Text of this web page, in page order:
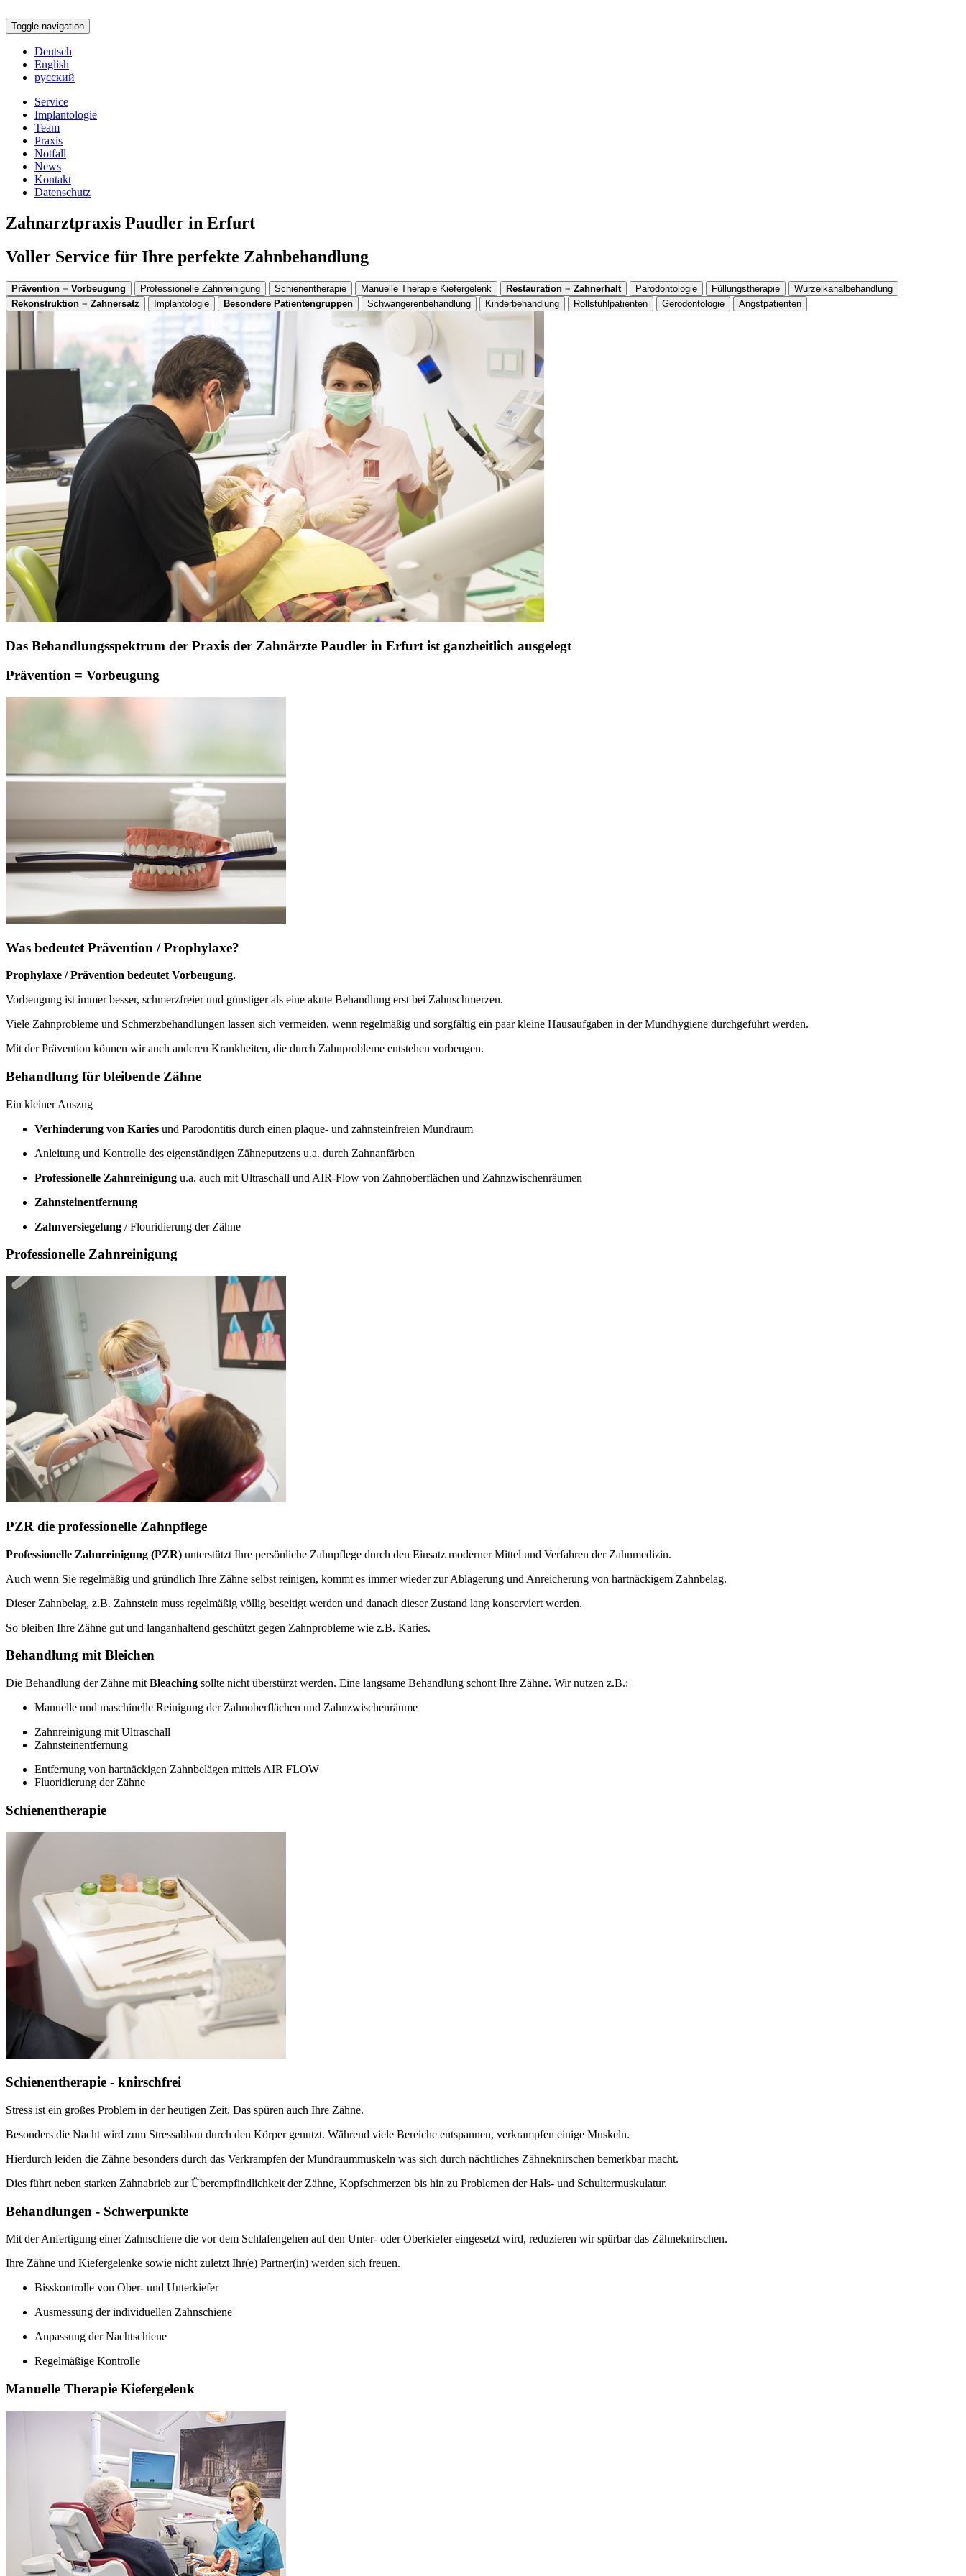
Toggle navigation
Deutsch
English
русский
Service
Implantologie
Team
Praxis
Notfall
News
Kontakt
Datenschutz
Zahnarztpraxis Paudler in Erfurt
Voller Service für Ihre perfekte Zahnbehandlung
Prävention = Vorbeugung Professionelle Zahnreinigung Schienentherapie Manuelle Therapie Kiefergelenk Restauration = Zahnerhalt Parodontologie Füllungstherapie
Wurzelkanalbehandlung
Rekonstruktion = Zahnersatz
Implantologie Besondere Patientengruppen Schwangerenbehandlung Kinderbehandlung Rollstuhlpatienten Gerodontologie Angstpatienten
Das Behandlungsspektrum der Praxis der Zahnärzte Paudler in Erfurt ist ganzheitlich ausgelegt
Prävention = Vorbeugung
Was bedeutet Prävention / Prophylaxe?
Prophylaxe / Prävention bedeutet Vorbeugung.
Vorbeugung ist immer besser, schmerzfreier und günstiger als eine akute Behandlung erst bei Zahnschmerzen.
Viele Zahnprobleme und Schmerzbehandlungen lassen sich vermeiden, wenn regelmäßig und sorgfältig ein paar kleine Hausaufgaben in der Mundhygiene durchgeführt werden.
Mit der Prävention können wir auch anderen Krankheiten, die durch Zahnprobleme entstehen vorbeugen.
Behandlung für bleibende Zähne
Ein kleiner Auszug
Verhinderung von Karies und Parodontitis durch einen plaque- und zahnsteinfreien Mundraum
Anleitung und Kontrolle des eigenständigen Zähneputzens u.a. durch Zahnanfärben
Professionelle Zahnreinigung u.a. auch mit Ultraschall und AIR-Flow von Zahnoberflächen und Zahnzwischenräumen
Zahnsteinentfernung
Zahnversiegelung / Flouridierung der Zähne
Professionelle Zahnreinigung
PZR die professionelle Zahnpflege
Professionelle Zahnreinigung (PZR) unterstützt Ihre persönliche Zahnpflege durch den Einsatz moderner Mittel und Verfahren der Zahnmedizin.
Auch wenn Sie regelmäßig und gründlich Ihre Zähne selbst reinigen, kommt es immer wieder zur Ablagerung und Anreicherung von hartnäckigem Zahnbelag.
Dieser Zahnbelag, z.B. Zahnstein muss regelmäßig völlig beseitigt werden und danach dieser Zustand lang konserviert werden.
So bleiben Ihre Zähne gut und langanhaltend geschützt gegen Zahnprobleme wie z.B. Karies.
Behandlung mit Bleichen
Die Behandlung der Zähne mit Bleaching sollte nicht überstürzt werden. Eine langsame Behandlung schont Ihre Zähne. Wir nutzen z.B.:
Manuelle und maschinelle Reinigung der Zahnoberflächen und Zahnzwischenräume
Zahnreinigung mit Ultraschall
Zahnsteinentfernung
Entfernung von hartnäckigen Zahnbelägen mittels AIR FLOW
Fluoridierung der Zähne
Schienentherapie
Schienentherapie - knirschfrei
Stress ist ein großes Problem in der heutigen Zeit. Das spüren auch Ihre Zähne.
Besonders die Nacht wird zum Stressabbau durch den Körper genutzt. Während viele Bereiche entspannen, verkrampfen einige Muskeln.
Hierdurch leiden die Zähne besonders durch das Verkrampfen der Mundraummuskeln was sich durch nächtliches Zähneknirschen bemerkbar macht.
Dies führt neben starken Zahnabrieb zur Überempfindlichkeit der Zähne, Kopfschmerzen bis hin zu Problemen der Hals- und Schultermuskulatur.
Behandlungen - Schwerpunkte
Mit der Anfertigung einer Zahnschiene die vor dem Schlafengehen auf den Unter- oder Oberkiefer eingesetzt wird, reduzieren wir spürbar das Zähneknirschen.
Ihre Zähne und Kiefergelenke sowie nicht zuletzt Ihr(e) Partner(in) werden sich freuen.
Bisskontrolle von Ober- und Unterkiefer
Ausmessung der individuellen Zahnschiene
Anpassung der Nachtschiene
Regelmäßige Kontrolle
Manuelle Therapie Kiefergelenk